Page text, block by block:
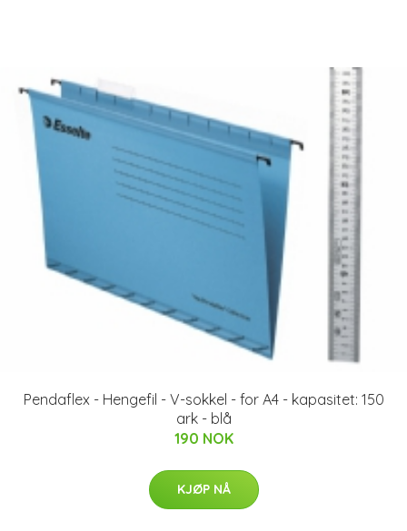
Pendaflex - Hengefil - V-sokkel - for A4 - kapasitet: 150
ark - blå
190 NOK
KJØP NÅ